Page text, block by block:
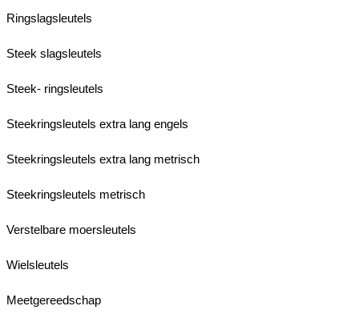
Ringslagsleutels
Steek slagsleutels
Steek- ringsleutels
Steekringsleutels extra lang engels
Steekringsleutels extra lang metrisch
Steekringsleutels metrisch
Verstelbare moersleutels
Wielsleutels
Meetgereedschap